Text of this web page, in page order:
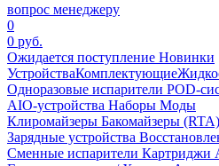
вопрос менеджеру
0
0 руб.
Ожидается поступление Новинки
УстройстваКомплектующие
Одноразовые испарители POD-
AIO-устройства Наборы Моды
Клиромайзеры Бакомайзеры (RTA)
Зарядные устройства
Сменные испарители Картриджи